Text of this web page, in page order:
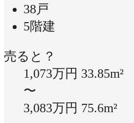
38戸
5階建
売ると？
1,073万円 33.85m²
〜
3,083万円 75.6m²